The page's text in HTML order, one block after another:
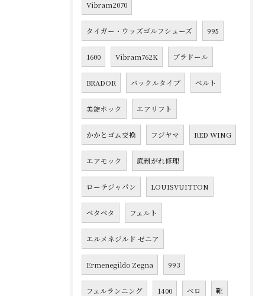
Vibram2070
タイガー・ウッズゴルフシューズ 995
1600 Vibram762K ブラドール
BRADOR バックルタイプ ベルト
美錠ホック エアリフト
かかとゴム交換 フジヤマ RED WING
エアモック 底剥がれ修理
ローテジャパン LOUISVUITTON
ベタベタ フェルト
エルメネジルド ゼニア
Ermenegildo Zegna 993
フェルランニング 1400 ベロ 靴